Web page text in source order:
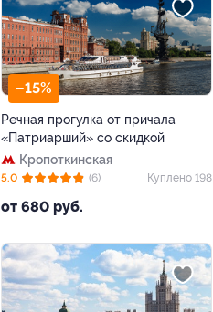
–15%
Речная прогулка от причала
«Патриарший» со скидкой
Кропоткинская
от 680 руб.
5.0 (6) Куплено 198